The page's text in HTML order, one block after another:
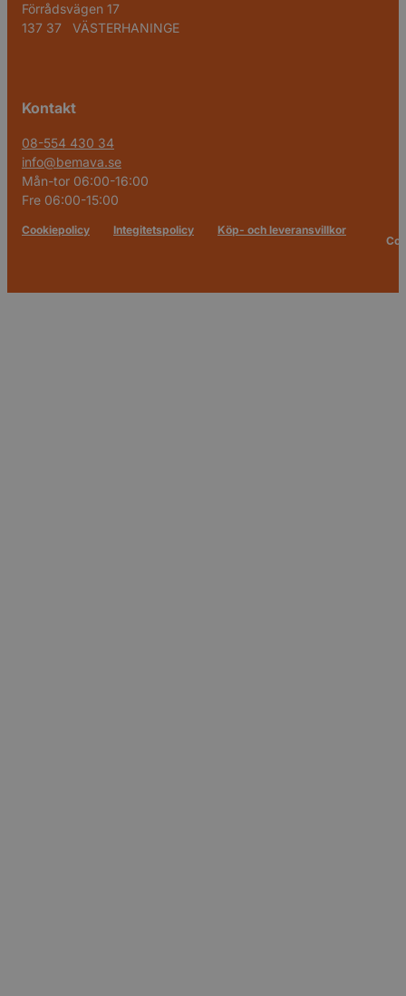
Förrådsvägen 17
137 37 VÄSTERHANINGE
Kontakt
08-554 430 34
info@bemava.se
Mån-tor 06:00-16:00
Fre 06:00-15:00
Cookiepolicy Integitetspolicy
Köp- och leveransvillkor